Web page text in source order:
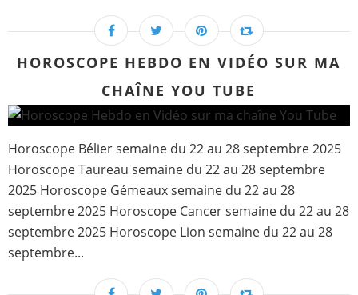
HOROSCOPE HEBDO EN VIDÉO SUR MA
CHAÎNE YOU TUBE
Horoscope Bélier semaine du 22 au 28 septembre 2025
Horoscope Taureau semaine du 22 au 28 septembre
2025 Horoscope Gémeaux semaine du 22 au 28
septembre 2025 Horoscope Cancer semaine du 22 au 28
septembre 2025 Horoscope Lion semaine du 22 au 28
septembre...